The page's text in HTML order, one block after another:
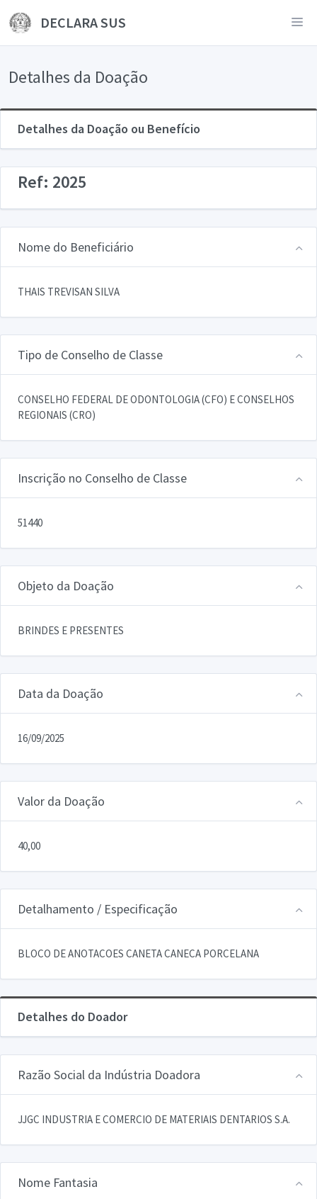
DECLARA SUS
Detalhes da Doação
Detalhes da Doação ou Benefício
Ref: 2025
Nome do Beneficiário
THAIS TREVISAN SILVA
Tipo de Conselho de Classe
CONSELHO FEDERAL DE ODONTOLOGIA (CFO) E CONSELHOS
REGIONAIS (CRO)
Inscrição no Conselho de Classe
51440
Objeto da Doação
BRINDES E PRESENTES
Data da Doação
16/09/2025
Valor da Doação
40,00
Detalhamento / Especificação
BLOCO DE ANOTACOES CANETA CANECA PORCELANA
Detalhes do Doador
Razão Social da Indústria Doadora
JJGC INDUSTRIA E COMERCIO DE MATERIAIS DENTARIOS S.A.
Nome Fantasia